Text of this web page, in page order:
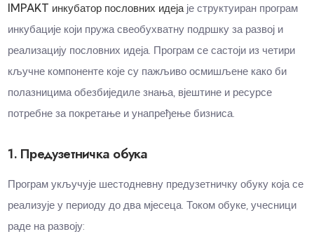
IMPAKT инкубатор пословних идејаје структуиран програм
инкубације који пружа свеобухватну подршку за развој и
реализацију пословних идеја. Програм се састоји из четири
кључне компоненте које су пажљиво осмишљене како би
полазницима обезбиједиле знања, вјештине и ресурсе
потребне за покретање и унапређење бизниса.
1. Предузетничка обука
Програм укључује шестодневну предузетничку обуку која се
реализује у периоду до два мјесеца. Током обуке, учесници
раде на развоју: